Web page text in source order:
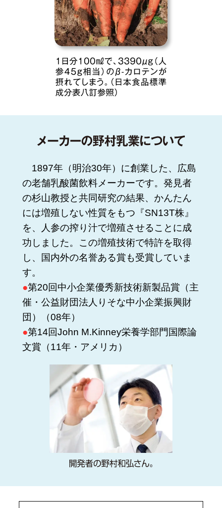
1897年（明治30年）に創業した、広島
の老舗乳酸菌飲料メーカーです。発見者
の杉山教授と共同研究の結果、かんたん
には増殖しない性質をもつ『SN13T株』
を、人参の搾り汁で増殖させることに成
功しました。この増殖技術で特許を取得
し、国内外の名誉ある賞も受賞していま
す。
●第20回中小企業優秀新技術新製品賞（主
催・公益財団法人りそな中小企業振興財
団）（08年）
●第14回John M.Kinney栄養学部門国際論
文賞（11年・アメリカ）